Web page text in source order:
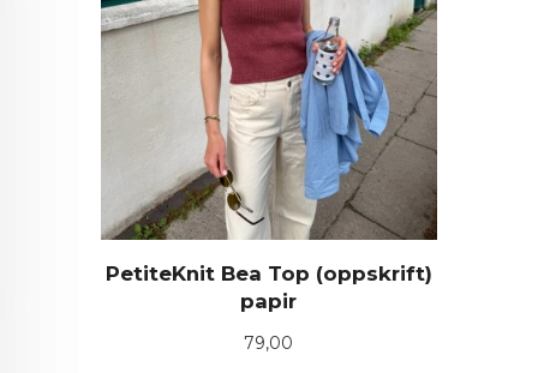
PetiteKnit Bea Top (oppskrift)
papir
Pris
79,00